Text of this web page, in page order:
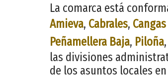
La comarca está
Amieva, Cabrales,
Peñamellera Baja, Piloña,
las divisiones
de los asuntos locales